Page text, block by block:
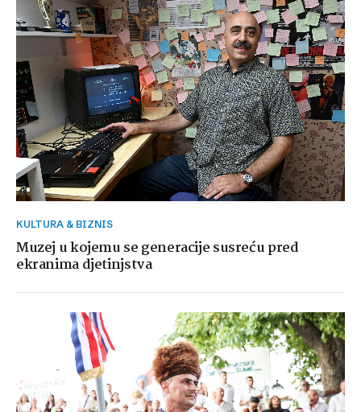
KULTURA & BIZNIS
Muzej u kojemu se generacije susreću pred
ekranima djetinjstva